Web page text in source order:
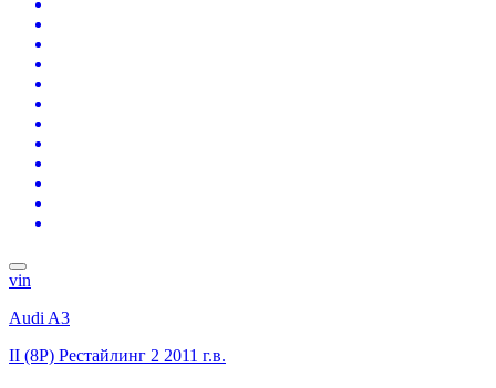
vin
Audi A3
II (8P) Рестайлинг 2 2011 г.в.